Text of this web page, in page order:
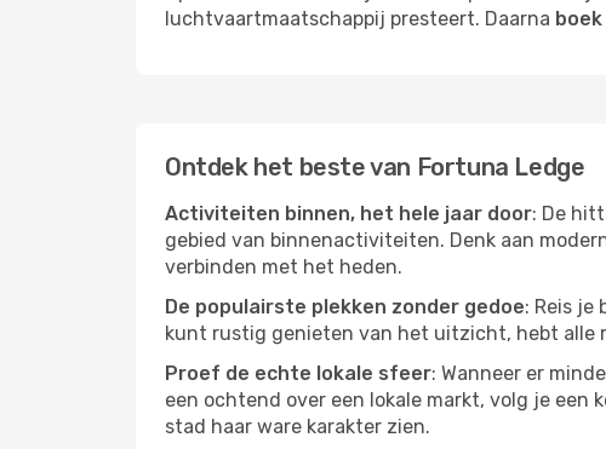
luchtvaartmaatschappij presteert. Daarna
Ontdek het beste van Fortuna Ledge
Activiteiten binnen, het hele jaar door: De
gebied van binnenactiviteiten. Denk aan
verbinden met het heden.
De populairste plekken zonder gedoe: Reis je
kunt rustig genieten van het uitzicht, hebt alle
Proef de echte lokale sfeer: Wanneer er
een ochtend over een lokale markt, volg je
stad haar ware karakter zien.